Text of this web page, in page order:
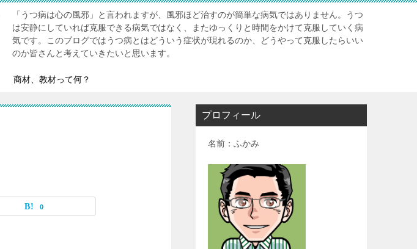
「うつ病は心の風邪」と言われますが、風邪ほど治すのが簡単な病気ではありません。うつ
は安静にしていれば克服できる病気ではなく、またゆっくりと時間をかけて克服していく病
気です。このブログではうつ病とはどういう症状が現れるのか、どうやって克服したらいい
のか皆さんと考えていきたいと思います。
商材、教材って何？
0
プロフィール
名前：ふかみ